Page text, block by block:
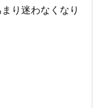
り迷わなくなり